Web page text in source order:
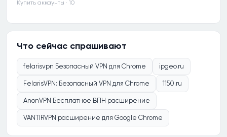
Купить аккаунты · 10
Что сейчас спрашивают
felarisvpn Безопасный VPN для Chrome ipgeo.ru
FelarisVPN: Безопасный VPN для Chrome 1150.ru
AnonVPN Бесплатное ВПН расширение
VANTIRVPN расширение для Google Chrome